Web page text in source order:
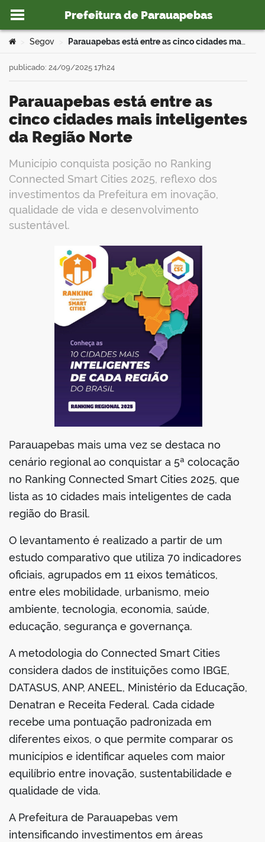
Ir para o conteúdo
Prefeitura de Parauapebas
portal
Você está aqui:
Segov Parauapebas está entre as cinco cidades mais inteligentes da Região Norte
Parauapebas está entre as
cinco cidades mais inteligentes
da Região Norte
Município conquista posição no Ranking
Connected Smart Cities 2025, reflexo dos
investimentos da Prefeitura em inovação,
qualidade de vida e desenvolvimento
sustentável.
publicado: 24/09/2025 17h24
Parauapebas mais uma vez se destaca no
cenário regional ao conquistar a 5ª colocação
no Ranking Connected Smart Cities 2025, que
lista as 10 cidades mais inteligentes de cada
região do Brasil.
O levantamento é realizado a partir de um
estudo comparativo que utiliza 70 indicadores
oficiais, agrupados em 11 eixos temáticos,
entre eles mobilidade, urbanismo, meio
ambiente, tecnologia, economia, saúde,
educação, segurança e governança.
A metodologia do Connected Smart Cities
considera dados de instituições como IBGE,
DATASUS, ANP, ANEEL, Ministério da Educação,
Denatran e Receita Federal. Cada cidade
recebe uma pontuação padronizada em
diferentes eixos, o que permite comparar os
municípios e identificar aqueles com maior
equilíbrio entre inovação, sustentabilidade e
qualidade de vida.
A Prefeitura de Parauapebas vem
intensificando investimentos em áreas